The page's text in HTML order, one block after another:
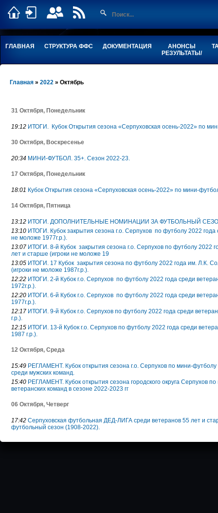
ГЛАВНАЯ СТРУКТУРА ФФС ДОКУМЕНТАЦИЯ
АНОНСЫ
РЕЗУЛЬТАТЫ/
Главная » 2022 » Октябрь
31 Октября, Понедельник
19:12 ИТОГИ. Кубок Открытия сезона «Серпуховская осень-2022» по
30 Октября, Воскресенье
20:34 МИНИ-ФУТБОЛ. 35+. Сезон 2022-23.
17 Октября, Понедельник
18:01 Кубок Открытия сезона «Серпуховская осень-2022» по мини-
14 Октября, Пятница
13:12 ИТОГИ. ДОПОЛНИТЕЛЬНЫЕ НОМИНАЦИИ ЗА ФУТБОЛЬНЫЙ
13:10 ИТОГИ. Кубок закрытия сезона г.о. Серпухов по футболу 2022
не моложе 1977г.р.).
13:07 ИТОГИ. 8-й Кубок закрытия сезона г.о. Серпухов по футболу 2022
лет и старше (игроки не моложе 19
13:05 ИТОГИ. 17 Кубок закрытия сезона по футболу 2022 года им. Л.К.
(игроки не моложе 1987г.р.).
12:22 ИТОГИ. 2-й Кубок г.о. Серпухов по футболу 2022 года среди
1972г.р.).
12:20 ИТОГИ. 6-й Кубок г.о. Серпухов по футболу 2022 года среди
1977г.р.).
12:17 ИТОГИ. 9-й Кубок г.о. Серпухов по футболу 2022 года среди
г.р.).
12:15 ИТОГИ. 13-й Кубок г.о. Серпухов по футболу 2022 года среди
1987 г.р.).
12 Октября, Среда
15:49 РЕГЛАМЕНТ. Кубок открытия сезона г.о. Серпухов по мини-
среди мужских команд.
15:40 РЕГЛАМЕНТ. Кубок открытия сезона городского округа Серпухов
ветеранских команд в сезоне 2022-2023 гг
06 Октября, Четверг
17:42 Серпуховская футбольная ДЕД-ЛИГА среди ветеранов 55 лет и
футбольный сезон (1908-2022).